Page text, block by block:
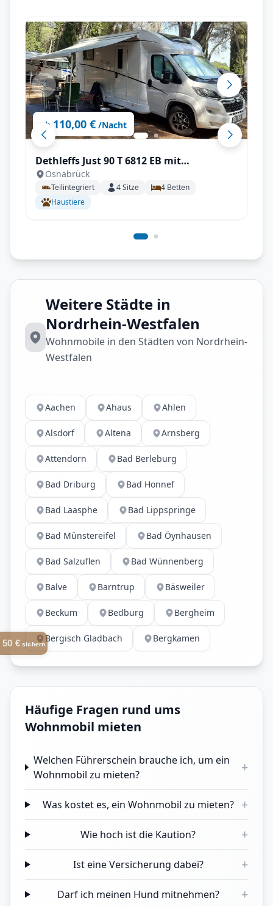
ab 110,00 € /Nacht
Dethleffs Just 90 T 6812 EB mit
Klimaanlage
Osnabrück
Teilintegriert 4Sitze 4 Betten
Haustiere
Weitere Städte in
Nordrhein-Westfalen
Wohnmobile in den Städten von Nordrhein-
Westfalen
Aachen Ahaus Ahlen
Alsdorf Altena Arnsberg
Attendorn Bad Berleburg
Bad Driburg Bad Honnef
Bad Laasphe Bad Lippspringe
Bad Münstereifel Bad Öynhausen
Bad Salzuflen Bad Wünnenberg
Balve Barntrup Bäsweiler
Beckum Bedburg Bergheim
Bergisch Gladbach Bergkamen
Häufige Fragen rund ums
Wohnmobil mieten
Welchen Führerschein brauche ich, um ein
Wohnmobil zu mieten?
+
Was kostet es, ein Wohnmobil zu mieten? +
Wie hoch ist die Kaution? +
Ist eine Versicherung dabei? +
Darf ich meinen Hund mitnehmen? +
50 €sichern